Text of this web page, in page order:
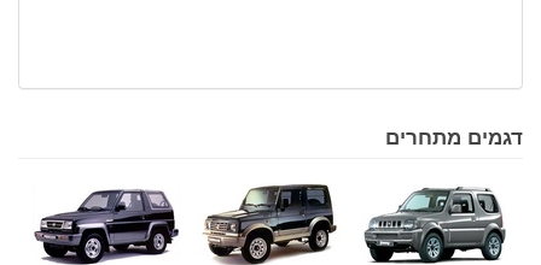
דגמים מתחרים